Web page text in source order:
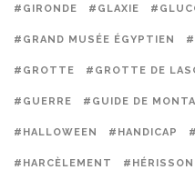
#GIRONDE #GLAXIE
#GRAND MUSÉE ÉGYPTIEN
#GROTTE #GROTTE DE
#GUERRE #GUIDE DE
#HALLOWEEN #HANDICAP
#HARCÈLEMENT #HÉRISSON